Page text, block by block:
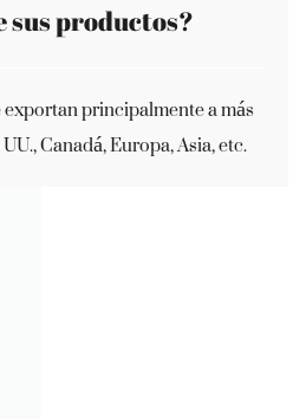
productos?
principalmente a más
Canadá, Europa, Asia, etc.